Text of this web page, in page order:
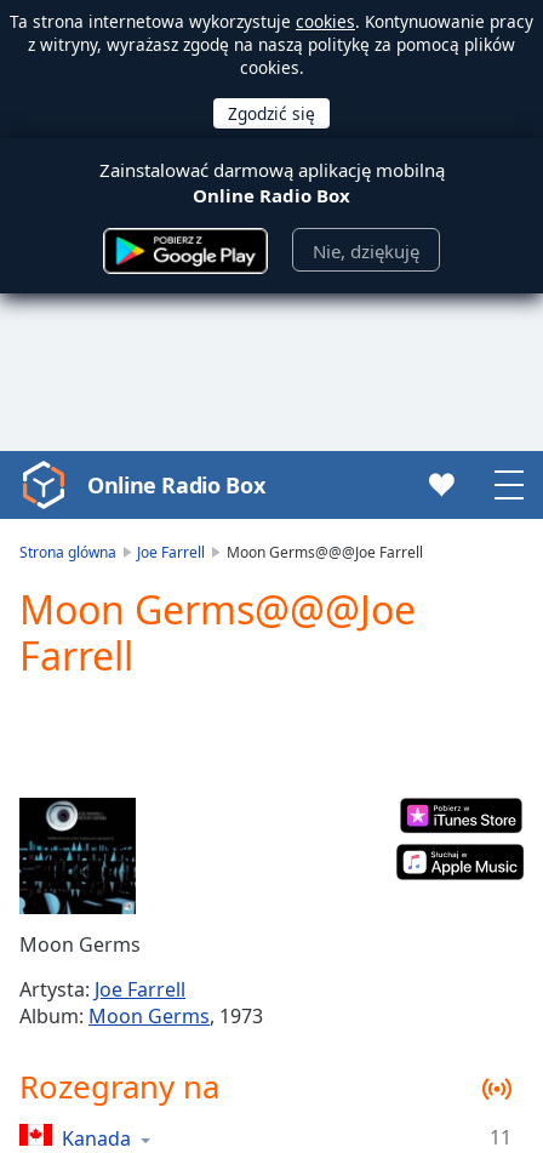
Ta strona internetowa wykorzystuje cookies. Kontynuowanie pracy
z witryny, wyrażasz zgodę na naszą politykę za pomocą plików
cookies.
Zainstalować darmową aplikację mobilną
Online Radio Box
Nie, dziękuję
Video
Player
Play
Video
Play
Current
Time0:00
Duration-:-
Loaded:
Stream
TypeLIVE
Seek to
live,
liveLIVE
Remaining
Time
Online Radio Box
Strona glówna Joe Farrell Moon Germs@@@Joe Farrell
Moon Germs@@@Joe
Farrell
Moon Germs
Artysta: Joe Farrell
Album: Moon Germs, 1973
Rozegrany na
Kanada 11